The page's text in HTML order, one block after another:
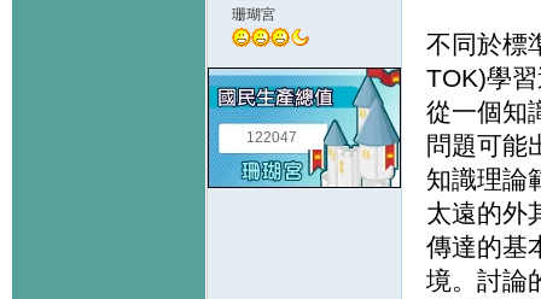
珊瑚宮
122047
不同於標
TOK)學
從一個知
問題可能
知識理論
太遠的外
傳達的基
境。討論